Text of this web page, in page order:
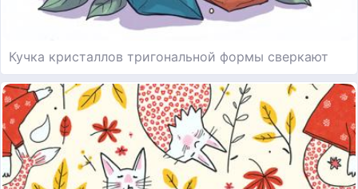
Кучка кристаллов тригональной формы сверкают